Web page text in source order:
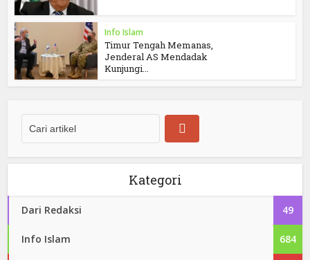
Info Islam
Timur Tengah Memanas,
Jenderal AS Mendadak
Kunjungi...
Kategori
Dari Redaksi 49
Info Islam 684